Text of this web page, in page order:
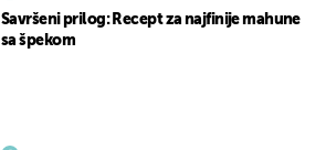
Savršeni prilog: Recept za najfinije mahune
sa špekom